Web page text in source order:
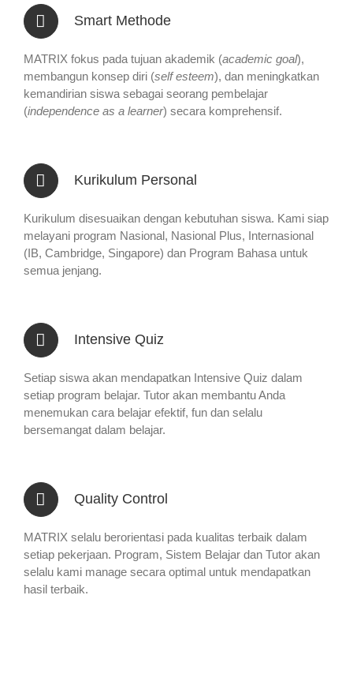
Smart Methode
MATRIX fokus pada tujuan akademik (academic goal),
membangun konsep diri (self esteem), dan meningkatkan
kemandirian siswa sebagai seorang pembelajar
(independence as a learner) secara komprehensif.
Kurikulum Personal
Kurikulum disesuaikan dengan kebutuhan siswa. Kami siap
melayani program Nasional, Nasional Plus, Internasional
(IB, Cambridge, Singapore) dan Program Bahasa untuk
semua jenjang.
Intensive Quiz
Setiap siswa akan mendapatkan Intensive Quiz dalam
setiap program belajar. Tutor akan membantu Anda
menemukan cara belajar efektif, fun dan selalu
bersemangat dalam belajar.
Quality Control
MATRIX selalu berorientasi pada kualitas terbaik dalam
setiap pekerjaan. Program, Sistem Belajar dan Tutor akan
selalu kami manage secara optimal untuk mendapatkan
hasil terbaik.